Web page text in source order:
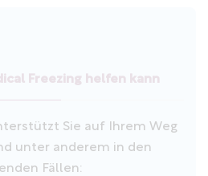
Freezing helfen kann
Sie auf Ihrem Weg
unter anderem in den
Fällen: